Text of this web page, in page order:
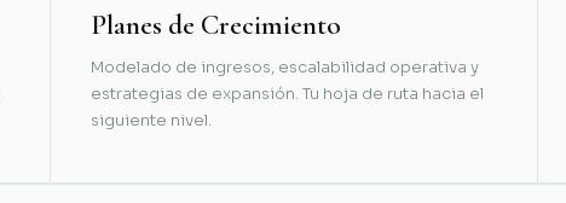
Planes de Crecimiento
Modelado de ingresos, escalabilidad operativa y
estrategias de expansión. Tu hoja de ruta hacia el
siguiente nivel.